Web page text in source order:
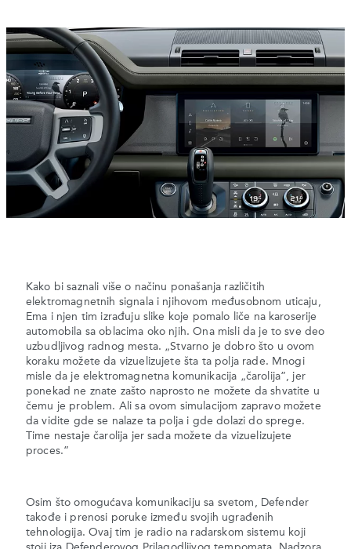
Kako bi saznali više o načinu ponašanja različitih
elektromagnetnih signala i njihovom međusobnom uticaju,
Ema i njen tim izrađuju slike koje pomalo liče na karoserije
automobila sa oblacima oko njih. Ona misli da je to sve deo
uzbudljivog radnog mesta. „Stvarno je dobro što u ovom
koraku možete da vizuelizujete šta ta polja rade. Mnogi
misle da je elektromagnetna komunikacija „čarolija”, jer
ponekad ne znate zašto naprosto ne možete da shvatite u
čemu je problem. Ali sa ovom simulacijom zapravo možete
da vidite gde se nalaze ta polja i gde dolazi do sprege.
Time nestaje čarolija jer sada možete da vizuelizujete
proces.”
Osim što omogućava komunikaciju sa svetom, Defender
takođe i prenosi poruke između svojih ugrađenih
tehnologija. Ovaj tim je radio na radarskom sistemu koji